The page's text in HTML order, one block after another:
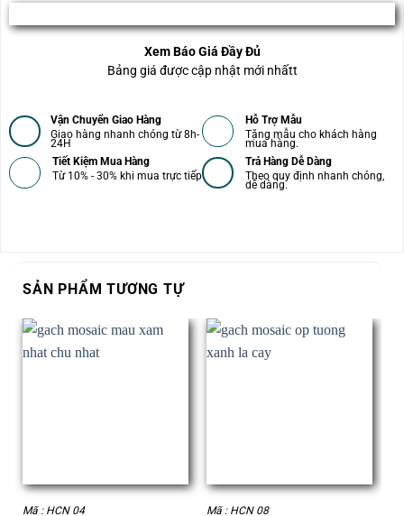
Xem Báo Giá Đầy Đủ
Bảng giá được cập nhật mới nhấtt
Vận Chuyển Giao Hàng
Giao hàng nhanh chóng từ 8h-
24H
Hỗ Trợ Mẫu
Tặng mẫu cho khách hàng
mua hàng.
Tiết Kiệm Mua Hàng
Từ 10% - 30% khi mua trực tiếp
Trả Hàng Dễ Dàng
Theo quy định nhanh chóng,
dễ dàng.
SẢN PHẨM TƯƠNG TỰ
Mã : HCN 04 Mã : HCN 08